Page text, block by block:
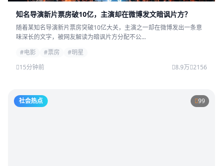
知名导演新片票房破10亿，主演却在微博发文暗讽片方？
随着某知名导演新片票房突破10亿大关，主演之一却在微博发出一条意
味深长的文字，被网友解读为暗讽片方分配不公...
#电影
#票房
#明星
15分钟前
8.9万 2156
社会热点 99